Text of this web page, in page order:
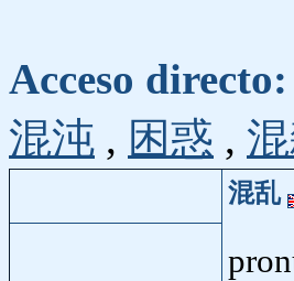
Acceso directo:
混沌 , 困惑 ,
混乱